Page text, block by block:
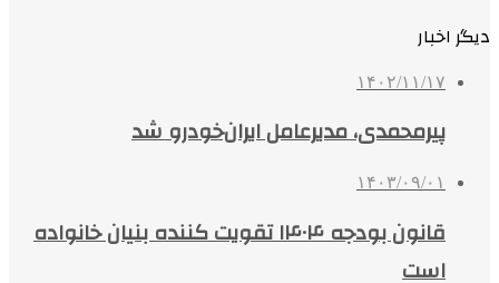
دیگر اخبار
۱۴۰۲/۱۱/۱۷
پیرمحمدی، مدیرعامل ایران‌خودرو شد
۱۴۰۳/۰۹/۰۱
قانون بودجه ۱۴۰۴ تقویت کننده بنیان خانواده
است